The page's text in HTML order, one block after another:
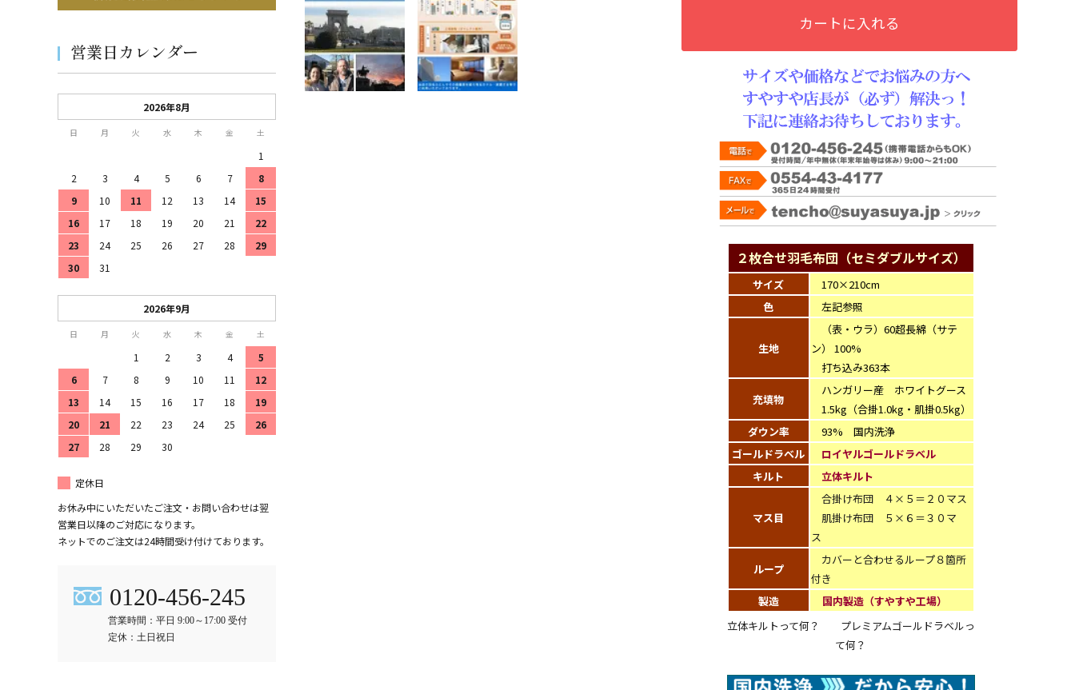
営業日カレンダー
2026年8月
日 月 火 水 木 金 土
1
2
3 4 5 6 7
8
9
10 11 12 13 14
15
16
17 18 19 20 21
22
23
24 25 26 27 28
29
30
31
2026年9月
日 月 火 水 木 金 土
1 2 3 4
5
6
7 8 9 10 11
12
13
14 15 16 17 18
19
20
21 22 23 24 25
26
27
28 29 30
定休日
お休み中にいただいたご注文・お問い合わせは翌
営業日以降のご対応になります。
ネットでのご注文は24時間受け付けております。
0120-456-245
営業時間：平日 9:00～17:00 受付
定休：土日祝日
カートに入れる
２枚合せ羽毛布団（セミダブルサイズ）
サイズ
170×210cm
色
左記参照
生地
（表・ウラ）60超長綿（サテ
ン） 100%
打ち込み363本
充填物
ハンガリー産 ホワイトグース
1.5kg（合掛1.0kg・肌掛0.5kg）
ダウン率
93% 国内洗浄
ゴールドラベル
ロイヤルゴールドラベル
キルト
立体キルト
マス目
合掛け布団 ４×５＝２０マス
肌掛け布団 ５×６＝３０マ
ス
ループ
カバーと合わせるループ８箇所
付き
製造
国内製造（すやすや工場）
立体キルトって何？
プレミアムゴールドラベルっ
て何？